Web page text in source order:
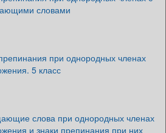
словами
при однородных членах
5 класс
слова при однородных членах
и знаки препинания при них